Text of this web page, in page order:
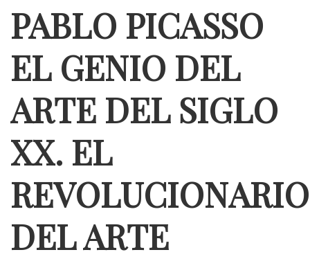
PABLO PICASSO
EL GENIO DEL
ARTE DEL SIGLO
XX. EL
REVOLUCIONARIO
DEL ARTE